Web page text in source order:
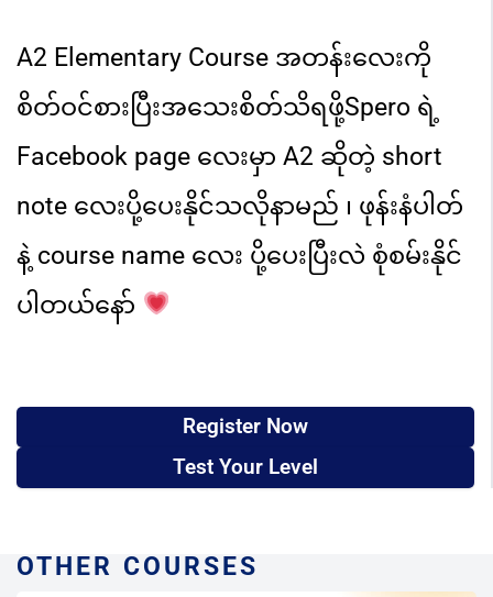
A2 Elementary Course အတန်းလေးကို
စိတ်ဝင်စားပြီးအသေးစိတ်သိရဖို့Spero ရဲ့
Facebook page လေးမှာ A2 ဆိုတဲ့ short
note လေးပို့ပေးနိုင်သလိုနာမည် ၊ ဖုန်းနံပါတ်
နဲ့ course name လေး ပို့ပေးပြီးလဲ စုံစမ်းနိုင်
ပါတယ်နော်
Register Now
Test Your Level
OTHER COURSES